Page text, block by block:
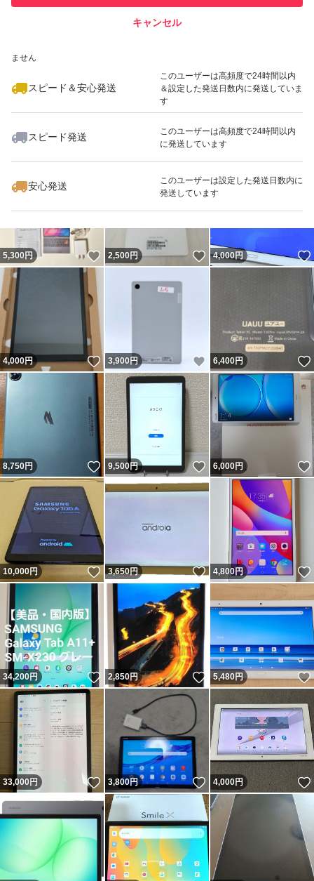
ません
スピード＆安心発送
このユーザーは高頻度で24時間以内
＆設定した発送日数内に発送していま
す
スピード発送
このユーザーは高頻度で24時間以内
に発送しています
安心発送
このユーザーは設定した発送日数内に
発送しています
キャンセル
いいね！
2,000
5,300円 いいね！
2,500円 いいね！
4,000円
4,000円 いいね！
3,900円 いいね！
6,400円
8,750円 いいね！
9,500円 いいね！
6,000円
10,000円 いいね！
3,650円 いいね！
4,800円
34,200円 いいね！
2,850円 いいね！
5,480円
33,000円 いいね！
3,800円 いいね！
4,000円